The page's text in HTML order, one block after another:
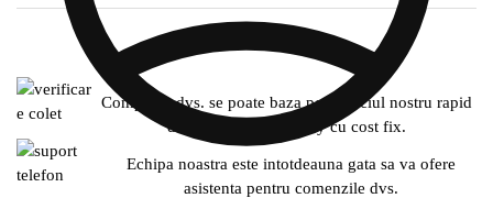
Compania dvs. se poate baza pe serviciul nostru rapid
de expediere SameDay cu cost fix.
Echipa noastra este intotdeauna gata sa va ofere
asistenta pentru comenzile dvs.